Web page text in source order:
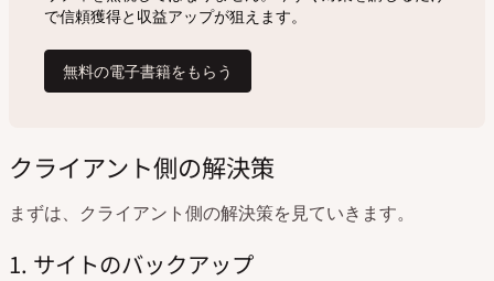
クライアント側の解決策
まずは、クライアント側の解決策を見ていきます。
1. サイトのバックアップ